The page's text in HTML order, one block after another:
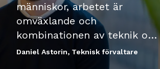
människor, arbetet är
omväxlande och
kombinationen av teknik och
människor är väldigt viktig
Daniel Astorin, Teknisk förvaltare